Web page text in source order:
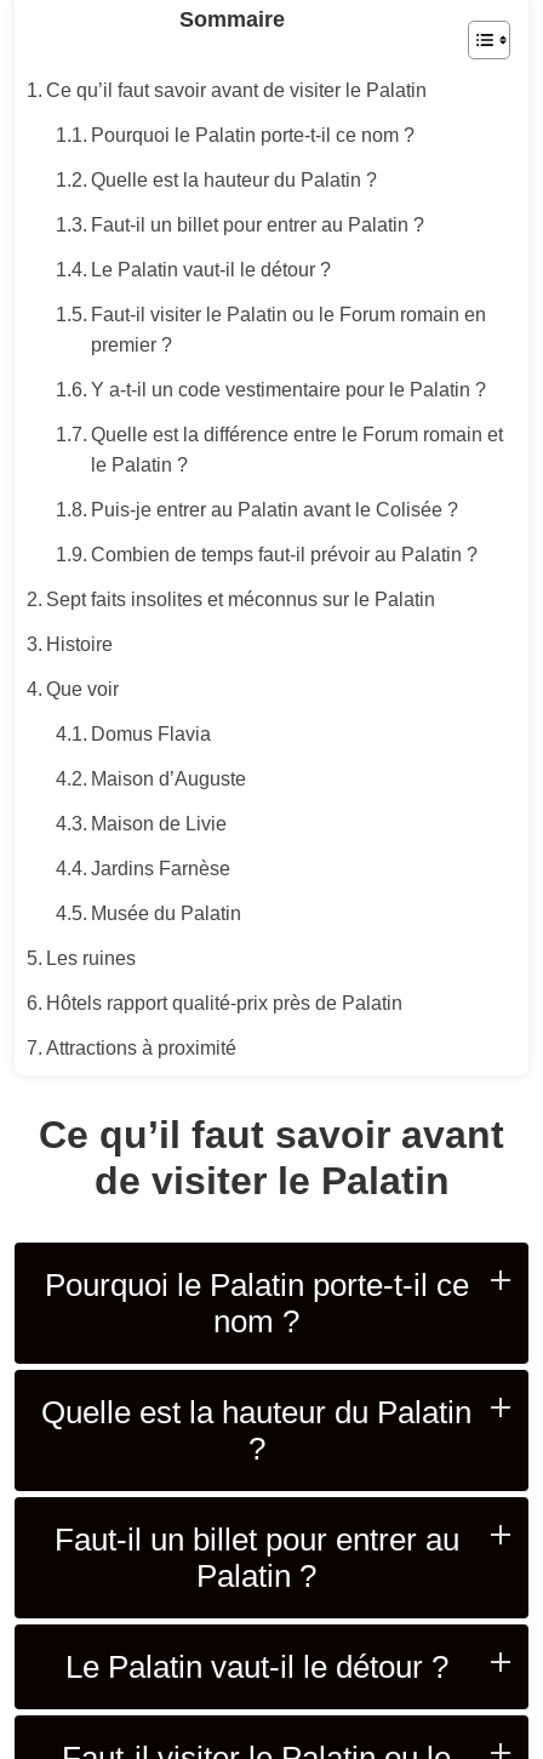
Sommaire
Ce qu’il faut savoir avant de visiter le Palatin
Pourquoi le Palatin porte-t-il ce nom ?
Quelle est la hauteur du Palatin ?
Faut-il un billet pour entrer au Palatin ?
Le Palatin vaut-il le détour ?
Faut-il visiter le Palatin ou le Forum romain en
premier ?
Y a-t-il un code vestimentaire pour le Palatin ?
Quelle est la différence entre le Forum romain et
le Palatin ?
Puis-je entrer au Palatin avant le Colisée ?
Combien de temps faut-il prévoir au Palatin ?
Sept faits insolites et méconnus sur le Palatin
Histoire
Que voir
Domus Flavia
Maison d’Auguste
Maison de Livie
Jardins Farnèse
Musée du Palatin
Les ruines
Hôtels rapport qualité-prix près de Palatin
Attractions à proximité
Ce qu’il faut savoir avant
de visiter le Palatin
Pourquoi le Palatin porte-t-il ce
nom ?
Quelle est la hauteur du Palatin
?
Faut-il un billet pour entrer au
Palatin ?
Le Palatin vaut-il le détour ?